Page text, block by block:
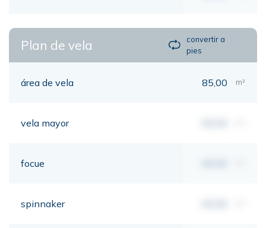
Plan de vela
convertir a
pies
área de vela 85,00 m²
vela mayor
focue
spinnaker